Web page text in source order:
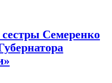
Семеренко